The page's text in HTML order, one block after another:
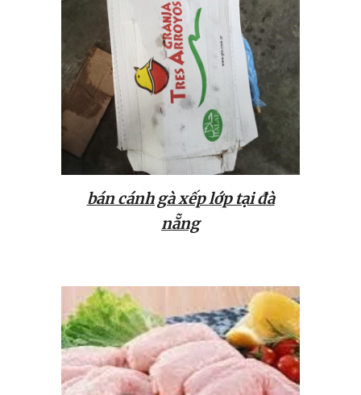
bán cánh gà xếp lớp tại đà
nẵng